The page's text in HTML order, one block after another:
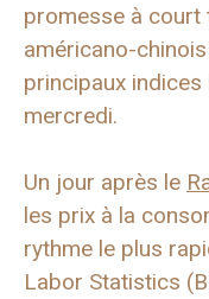
promesse à court
américano-
principaux
mercredi.
Un jour après le
les prix à la
rythme le plus
Labor Statistics